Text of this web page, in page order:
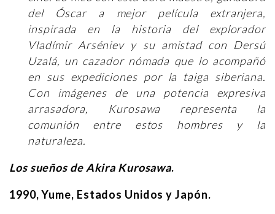
del Óscar a mejor película extranjera,
inspirada en la historia del explorador
Vladímir Arséniev y su amistad con Dersú
Uzalá, un cazador nómada que lo acompañó
en sus expediciones por la taiga siberiana.
Con imágenes de una potencia expresiva
arrasadora, Kurosawa representa la
comunión entre estos hombres y la
naturaleza.
Los sueños de Akira Kurosawa.
1990, Yume, Estados Unidos y Japón.